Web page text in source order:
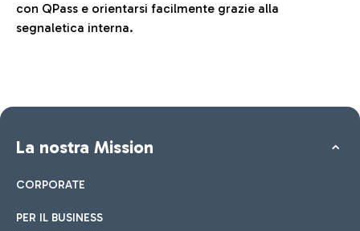
con QPass e orientarsi facilmente grazie alla
segnaletica interna.
La nostra Mission
CORPORATE
PER IL BUSINESS